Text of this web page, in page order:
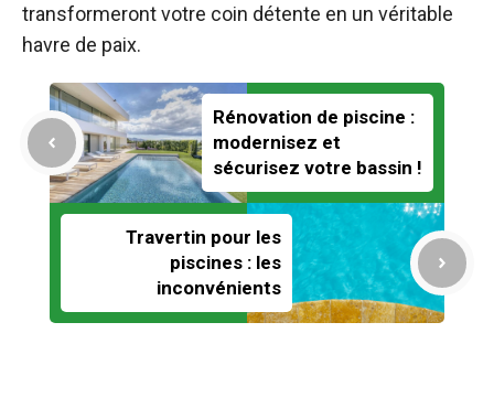
transformeront votre coin détente en un véritable
havre de paix.
Rénovation de piscine :
modernisez et
sécurisez votre bassin !
Travertin pour les
piscines : les
inconvénients